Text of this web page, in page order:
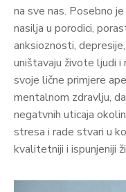
na sve nas. Posebno
nasilja u porodici,
anksioznosti,
uništavaju živote ljudi i
svoje lične primjere
mentalnom zdravlju,
negatvnih uticaja
stresa i rade stvari u
kvalitetniji i ispunjeniji